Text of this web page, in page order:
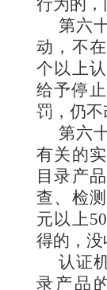
行为的，
第六
动，不
个以上
给予停
罚，仍不
第六
有关的
目录产
查、检
元以上
得的，没
认证
录产品